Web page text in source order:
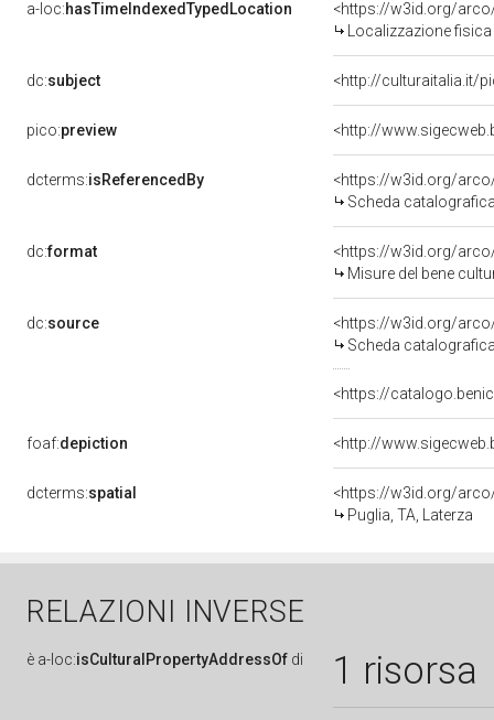
a-loc:hasTimeIndexedTypedLocation
<https://w3id.org/
Localizzazione
dc:subject <http://culturaitalia.it/
pico:preview <http://
dcterms:isReferencedBy
<https://w3id.org/
Scheda
dc:format
<https://w3id.org/
Misure del bene
dc:source
<https://w3id.org/
Scheda
<https://
foaf:depiction <http://
dcterms:spatial
<https://w3id.org/
Puglia, TA, Laterza
RELAZIONI INVERSE
è a-loc:isCulturalPropertyAddressOf di 1 risorsa